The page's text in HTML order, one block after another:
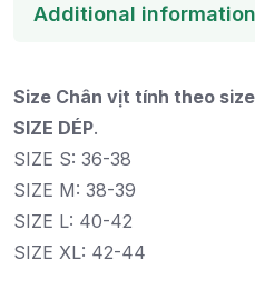
Additional information
Size Chân vịt tính theo
SIZE DÉP.
SIZE S: 36-38
SIZE M: 38-39
SIZE L: 40-42
SIZE XL: 42-44